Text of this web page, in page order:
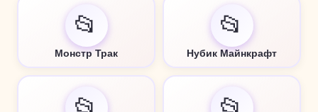
📂
Монстр Трак
📂
Нубик Майнкрафт